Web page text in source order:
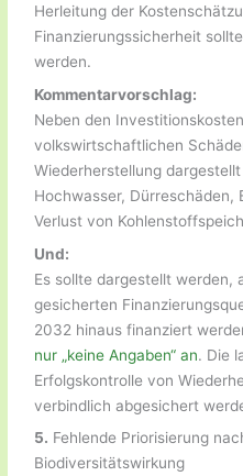
Herleitung der
Finanzierungssicherheit
werden.
Kommentarvorschlag:
Neben den
volkswirtschaftlichen
Wiederherstellung
Hochwasser,
Verlust von
Und:
Es sollte dargestellt werden,
gesicherten
2032 hinaus finanziert
nur „keine Angaben“ an. Die
Erfolgskontrolle von
verbindlich abgesichert
5. Fehlende Priorisierung
Biodiversitätswirkung